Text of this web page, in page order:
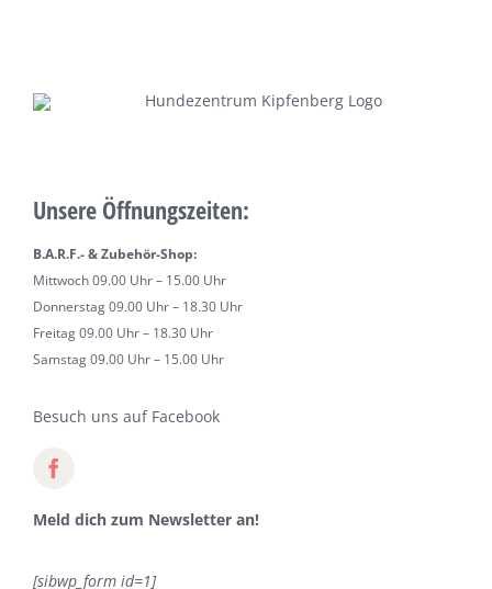
Unsere Öffnungszeiten:
B.A.R.F.- & Zubehör-Shop:
Mittwoch 09.00 Uhr – 15.00 Uhr
Donnerstag 09.00 Uhr – 18.30 Uhr
Freitag 09.00 Uhr – 18.30 Uhr
Samstag 09.00 Uhr – 15.00 Uhr
Besuch uns auf Facebook
Meld dich zum Newsletter an!
[sibwp_form id=1]